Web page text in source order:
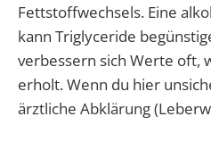
Fettstoffwechsels. Eine
kann Triglyceride
verbessern sich Werte oft,
erholt. Wenn du hier
ärztliche Abklärung